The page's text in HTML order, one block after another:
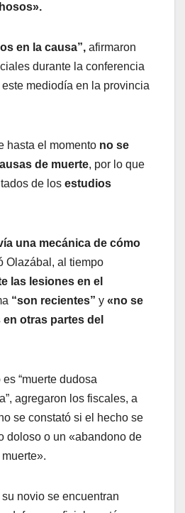
en la causa”, afirmaron
durante la conferencia
mediodía en la provincia
hasta el momento no se
de muerte, por lo que
de los estudios
una mecánica de cómo
Olazábal, al tiempo
las lesiones en el
“son recientes” y «no se
otras partes del
“muerte dudosa
agregaron los fiscales, a
se constató si el hecho se
doloso o un «abandono de
novio se encuentran